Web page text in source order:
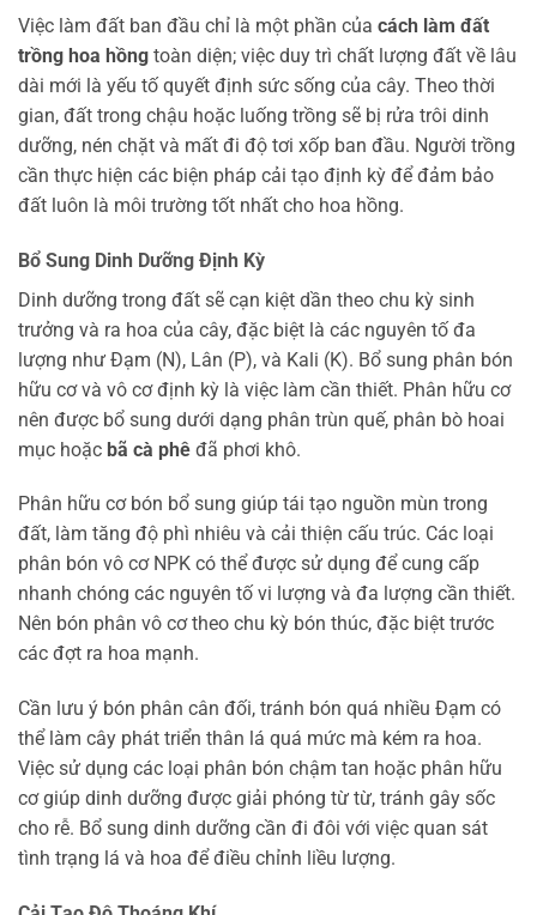
Việc làm đất ban đầu chỉ là một phần của cách làm đất
trồng hoa hồng toàn diện; việc duy trì chất lượng đất về lâu
dài mới là yếu tố quyết định sức sống của cây. Theo thời
gian, đất trong chậu hoặc luống trồng sẽ bị rửa trôi dinh
dưỡng, nén chặt và mất đi độ tơi xốp ban đầu. Người trồng
cần thực hiện các biện pháp cải tạo định kỳ để đảm bảo
đất luôn là môi trường tốt nhất cho hoa hồng.
Bổ Sung Dinh Dưỡng Định Kỳ
Dinh dưỡng trong đất sẽ cạn kiệt dần theo chu kỳ sinh
trưởng và ra hoa của cây, đặc biệt là các nguyên tố đa
lượng như Đạm (N), Lân (P), và Kali (K). Bổ sung phân bón
hữu cơ và vô cơ định kỳ là việc làm cần thiết. Phân hữu cơ
nên được bổ sung dưới dạng phân trùn quế, phân bò hoai
mục hoặc bã cà phê đã phơi khô.
Phân hữu cơ bón bổ sung giúp tái tạo nguồn mùn trong
đất, làm tăng độ phì nhiêu và cải thiện cấu trúc. Các loại
phân bón vô cơ NPK có thể được sử dụng để cung cấp
nhanh chóng các nguyên tố vi lượng và đa lượng cần thiết.
Nên bón phân vô cơ theo chu kỳ bón thúc, đặc biệt trước
các đợt ra hoa mạnh.
Cần lưu ý bón phân cân đối, tránh bón quá nhiều Đạm có
thể làm cây phát triển thân lá quá mức mà kém ra hoa.
Việc sử dụng các loại phân bón chậm tan hoặc phân hữu
cơ giúp dinh dưỡng được giải phóng từ từ, tránh gây sốc
cho rễ. Bổ sung dinh dưỡng cần đi đôi với việc quan sát
tình trạng lá và hoa để điều chỉnh liều lượng.